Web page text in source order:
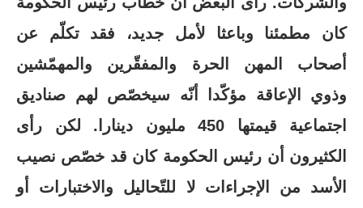
كان مطمئنا وباعثا لأمل جديد، فقد تكلّم عن
أصحاب المهن الحرة والمفقّرين والمهمّشين
وذوي الإعاقة مؤكّدا أنّه سيخصّص لهم صناديق
اجتماعية قيمتها 450 مليون دينارا. لكن رأى
الكثيرون أن رئيس الحكومة كان قد خصّص نصيب
الأسد من الإجراءات لا للتّحاليل والاختبارات أو